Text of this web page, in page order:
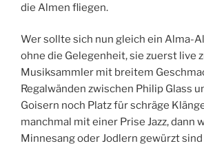
die Almen fliegen.
Wer sollte sich nun gleich ein Alma-
ohne die Gelegenheit, sie zuerst live
Musiksammler mit breitem
Regalwänden zwischen Philip Glass
Goisern noch Platz für schräge
manchmal mit einer Prise Jazz, dann
Minnesang oder Jodlern gewürzt